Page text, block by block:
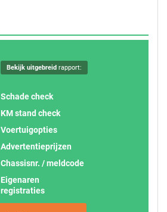
Bekijk uitgebreidrapport:
Schade check
KM stand check
Voertuigopties
Advertentieprijzen
Chassisnr. / meldcode
Eigenaren
registraties